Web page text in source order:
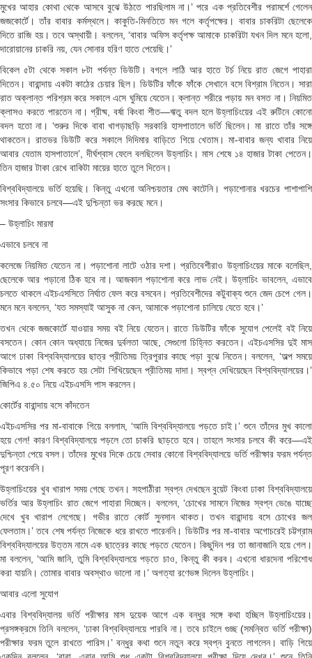
মুখের আহার কোথা থেকে আসবে বুঝে উঠতে পারছিলাম না।’ পরে এক প্রতিবেশীর পরামর্শে গেলেন
জজকোর্টে। তাঁর বাবার কর্মস্থলে। কাকুতি-মিনতিতে মন গলে কর্তৃপক্ষের। বাবার চাকরিটা ছেলেকে
দিতে রাজি হয়। তবে অস্থায়ী। বললেন, ‘বাবার অফিস কর্তৃপক্ষ আমাকে চাকরিটা যখন দিল মনে হলো,
দারোয়ানের চাকরি নয়, যেন সোনার হরিণ হাতে পেয়েছি।’
বিকেল ৫টা থেকে সকাল ৮টা পর্যন্ত ডিউটি। বগলে লাঠি আর হাতে টর্চ নিয়ে রাত জেগে পাহারা
দিতেন। বারান্দায় একটা কাঠের চেয়ার ছিল। ডিউটির ফাঁকে ফাঁকে সেখানে বসে বিশ্রাম নিতেন। সারা
রাত অক্লান্ত পরিশ্রম করে সকালে এসে ঘুমিয়ে যেতেন। ক্লান্ত শরীরে পড়ায় মন বসত না। নিয়মিত
ক্লাসও করতে পারতেন না। গ্রীষ্ম, বর্ষা কিংবা শীত—ঋতু বদল হলে উহ্লাচিংয়ের এই রুটিনে কোনো
বদল হতো না। ‘শুরুর দিকে বাবা খাগড়াছড়ি সরকারি হাসপাতালে ভর্তি ছিলেন। মা রাতে তাঁর সঙ্গে
থাকতেন। রাতভর ডিউটি করে সকালে দিদিমার বাড়িতে গিয়ে খেতাম। মা-বাবার জন্য খাবার নিয়ে
আবার যেতাম হাসপাতালে’, দীর্ঘশ্বাস ফেলে বলছিলেন উহ্লাচিং। মাস শেষে ১৪ হাজার টাকা পেতেন।
তিন হাজার টাকা রেখে বাকিটা মায়ের হাতে তুলে দিতেন।
বিশ্ববিদ্যালয়ে ভর্তি হয়েছি। কিন্তু এখনো অনিশ্চয়তার মেঘ কাটেনি। পড়াশোনার খরচের পাশাপাশি
সংসার কিভাবে চলবে—এই দুশ্চিন্তা ভর করছে মনে।
– উহ্লাচিং মারমা
এভাবে চলবে না
কলেজে নিয়মিত যেতেন না। পড়াশোনা লাটে ওঠার দশা। প্রতিবেশীরাও উহ্লাচিংয়ের মাকে বলেছিল,
ছেলেকে আর পড়ানো ঠিক হবে না। আজকাল পড়াশোনা করে লাভ নেই। উহ্লাচিং ভাবলেন, এভাবে
চলতে থাকলে এইচএসসিতে নির্ঘাত ফেল করে বসবেন। প্রতিবেশীদের কটুবাক্য শুনে জেদ চেপে গেল।
মনে মনে বললেন, ‘যত সমস্যাই আসুক না কেন, আমাকে পড়াশোনা চালিয়ে যেতে হবে।’
তখন থেকে জজকোর্টে যাওয়ার সময় বই নিয়ে যেতেন। রাতে ডিউটির ফাঁকে সুযোগ পেলেই বই নিয়ে
বসতেন। কোন কোন অধ্যায়ে নিজের দুর্বলতা আছে, সেগুলো চিহ্নিত করতেন। এইচএসসির দুই মাস
আগে ঢাকা বিশ্ববিদ্যালয়ের ছাত্র প্রীতিময় ত্রিপুরার কাছে পড়া বুঝে নিতেন। বললেন, ‘অল্প সময়ে
কিভাবে পড়া শেষ করতে হয় সেটা শিখিয়েছেন প্রীতিময় দাদা। স্বপ্ন দেখিয়েছেন বিশ্ববিদ্যালয়ের।’
জিপিএ ৪.৫০ নিয়ে এইচএসসি পাস করলেন।
কোর্টের বারান্দায় বসে কাঁদতেন
এইচএসসির পর মা-বাবাকে গিয়ে বললাম, ‘আমি বিশ্ববিদ্যালয়ে পড়তে চাই।’ শুনে তাঁদের মুখ কালো
হয়ে গেল! কারণ বিশ্ববিদ্যালয়ে পড়লে তো চাকরি ছাড়তে হবে। তাহলে সংসার চলবে কী করে—এই
দুশ্চিন্তা পেয়ে বসল। তাঁদের মুখের দিকে চেয়ে সেবার কোনো বিশ্ববিদ্যালয়ে ভর্তি পরীক্ষার ফরম পর্যন্ত
পূরণ করেননি।
উহ্লাচিংয়ের খুব খারাপ সময় গেছে তখন। সহপাঠীরা স্বপ্ন দেখছেন বুয়েট কিংবা ঢাকা বিশ্ববিদ্যালয়ে
ভর্তির আর উহ্লাচিং রাত জেগে পাহারা দিচ্ছেন। বললেন, ‘চোখের সামনে নিজের স্বপ্ন ভেঙে যাচ্ছে
দেখে খুব খারাপ লেগেছে। গভীর রাতে কোর্ট সুনসান থাকত। তখন বারান্দায় বসে চোখের জল
ফেলতাম।’ তবে শেষ পর্যন্ত নিজেকে ধরে রাখতে পারেননি। ডিউটির পর মা-বাবার অগোচরেই চট্টগ্রাম
বিশ্ববিদ্যালয়ের উত্তম নামে এক ছাত্রের কাছে পড়তে যেতেন। কিছুদিন পর তা জানাজানি হয়ে গেল।
মা বললেন, ‘আমি জানি, তুমি বিশ্ববিদ্যালয়ে পড়তে চাও, কিন্তু কী করব। এখনো ধারদেনা পরিশোধ
করা যায়নি। তোমার বাবার অবস্থাও ভালো না।’ অগত্যা রণেভঙ্গ দিলেন উহ্লাচিং।
আবার এলো সুযোগ
এবার বিশ্ববিদ্যালয় ভর্তি পরীক্ষার মাস দুয়েক আগে এক বন্ধুর সঙ্গে কথা হচ্ছিল উহ্লাচিংয়ের।
প্রসঙ্গক্রমে তিনি বললেন, ‘ঢাকা বিশ্ববিদ্যালয়ে পারবি না। তবে চাইলে গুচ্ছ (সমন্বিত ভর্তি পরীক্ষা)
পরীক্ষার ফরম তুলে রাখতে পারিস।’ বন্ধুর কথা শুনে নতুন করে স্বপ্ন বুনতে লাগলেন। বাড়ি গিয়ে